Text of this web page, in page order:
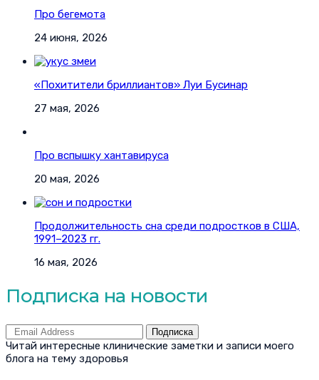
Про бегемота
24 июня, 2026
«Похитители бриллиантов» Луи Бусинар
27 мая, 2026
Про вспышку хантавируса
20 мая, 2026
Продолжительность сна среди подростков в США,
1991–2023 гг.
16 мая, 2026
Подписка на новости
Подписка
Читай интересные клинические заметки и записи моего
блога на тему здоровья